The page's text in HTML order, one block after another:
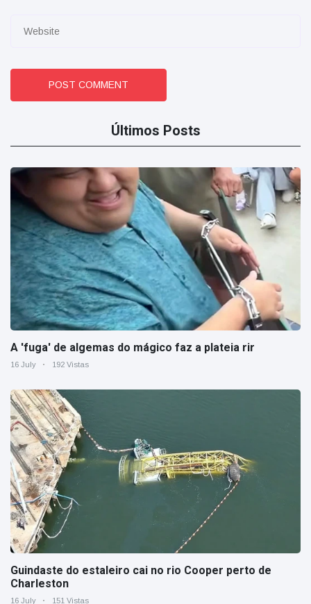
POST COMMENT
Últimos Posts
A 'fuga' de algemas do mágico faz a plateia rir
16 July 192 Vistas
Guindaste do estaleiro cai no rio Cooper perto de
Charleston
16 July 151 Vistas